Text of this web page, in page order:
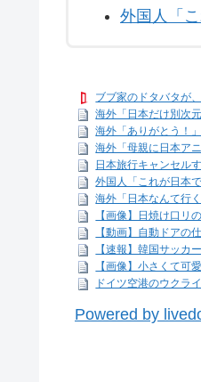
外国人「
ブブ家のドタバタが
海外「日本だけ別次
海外「ありがとう！
海外「母親に日本ア
日本旅行キャンセル
外国人「これが日本
海外「日本なんて行
【画像】日焼け口リ
【動画】自動ドアの
【速報】韓国サッ
【画像】小さくて可
ドイツ空港のウクラ
Powered by